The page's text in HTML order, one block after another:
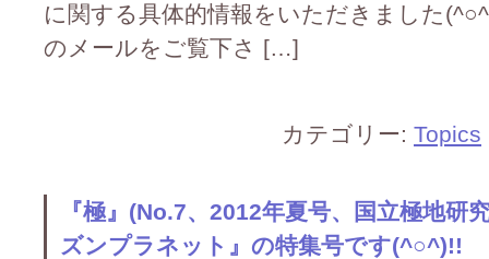
に関する具体的情報をいただきました
のメールをご覧下さ […]
カテゴリー: Topics
『極』(No.7、2012年夏号、国立極地研
ズンプラネット』の特集号です(^○^)!!